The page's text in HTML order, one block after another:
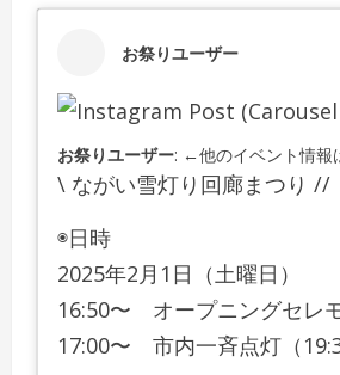
お祭りユーザー
お祭りユーザー: ←他のイベント情報
\ ながい雪灯り回廊まつり //
◉日時
2025年2月1日（土曜日）
16:50〜 オープニングセレ
17:00〜 市内一斉点灯（